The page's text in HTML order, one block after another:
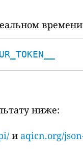
ниже:
и aqicn.org/